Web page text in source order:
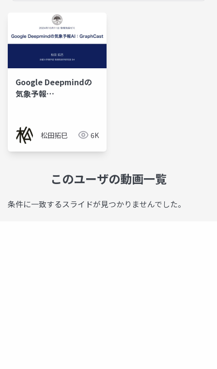
Google Deepmindの
気象予報
松田拓巳 6K
このユーザの動画一覧
条件に一致するスライドが見つかりませんでした。